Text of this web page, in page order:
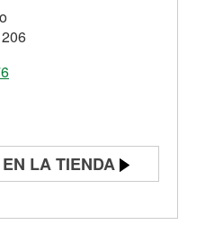
LA TIENDA